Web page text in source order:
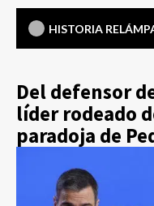
HISTORIA
Del defensor
líder rodeado
paradoja de